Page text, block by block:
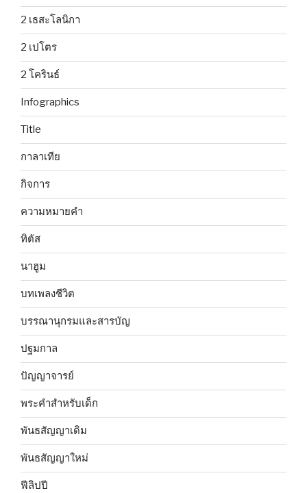
2 เธสะโลนิกา
2 เปโตร
2 โครินธ์
Infographics
Title
กาลาเทีย
กิจการ
ความหมายคำ
ทิตัส
นาฮูม
บทเพลงชีวิต
บรรณานุกรมและสารบัญ
ปฐมกาล
ปัญญาจารย์
พระคำสำหรับเด็ก
พันธสัญญาเดิม
พันธสัญญาใหม่
ฟีลิปปี